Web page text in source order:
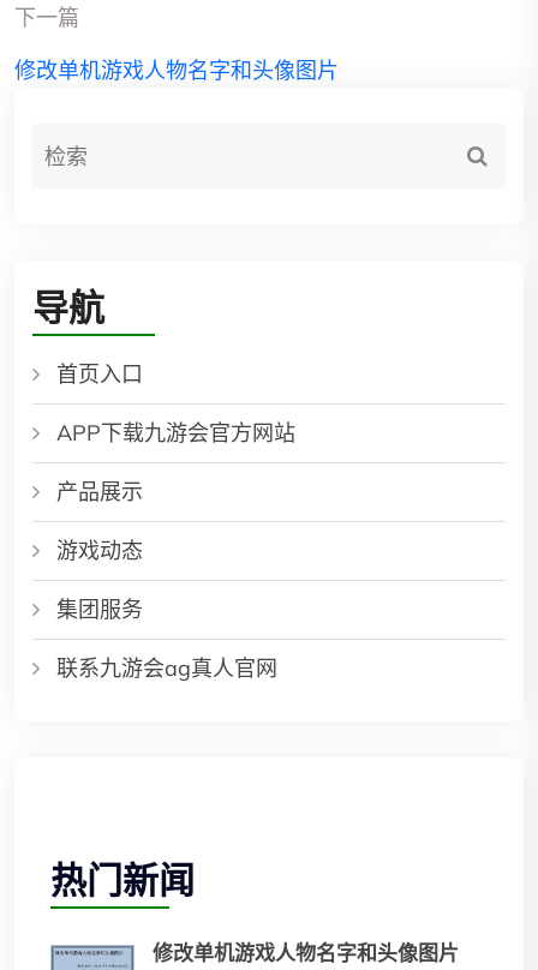
下一篇
修改单机游戏人物名字和头像图片
导航
首页入口
APP下载九游会官方网站
产品展示
游戏动态
集团服务
联系九游会ag真人官网
热门新闻
修改单机游戏人物名字和头像图片